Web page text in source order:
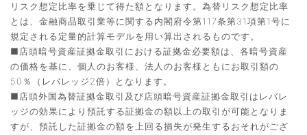
リスク想定比率を乗じて得た額となります。為替リスク想定比率
とは、金融商品取引業等に関する内閣府令第117条第31項第1号に
規定される定量的計算モデルを用い算出されるものです。
■店頭暗号資産証拠金取引における証拠金必要額は、各暗号資産
の価格を基に、個人のお客様、法人のお客様ともにお取引額の
50％（レバレッジ2倍）となります。
■店頭外国為替証拠金取引及び店頭暗号資産証拠金取引はレバレ
ッジの効果により預託する証拠金の額以上の取引が可能となりま
すが、預託した証拠金の額を上回る損失が発生するおそれがござ